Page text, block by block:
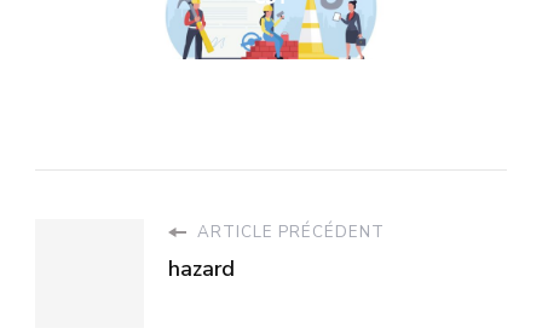
ARTICLE PRÉCÉDENT
hazard